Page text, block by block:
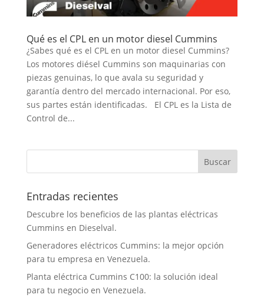
Qué es el CPL en un motor diesel Cummins
¿Sabes qué es el CPL en un motor diesel Cummins?
Los motores diésel Cummins son maquinarias con
piezas genuinas, lo que avala su seguridad y
garantía dentro del mercado internacional. Por eso,
sus partes están identificadas. El CPL es la Lista de
Control de...
Entradas recientes
Descubre los beneficios de las plantas eléctricas
Cummins en Dieselval.
Generadores eléctricos Cummins: la mejor opción
para tu empresa en Venezuela.
Planta eléctrica Cummins C100: la solución ideal
para tu negocio en Venezuela.